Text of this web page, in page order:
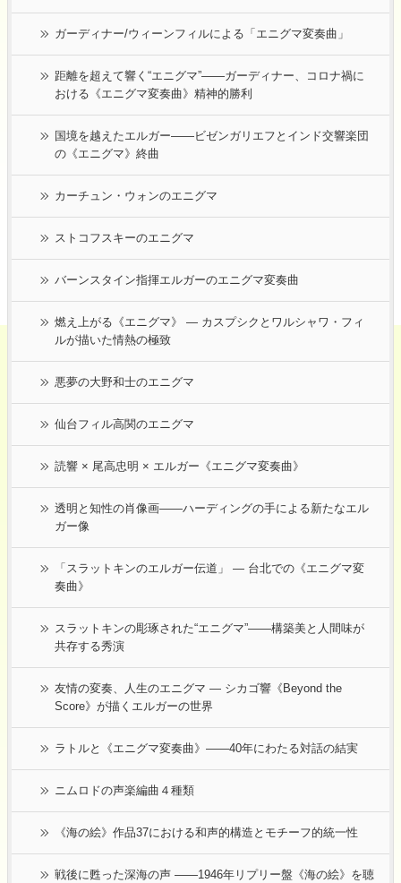
ガーディナー/ウィーンフィルによる「エニグマ変奏曲」
距離を超えて響く“エニグマ”――ガーディナー、コロナ禍に
おける《エニグマ変奏曲》精神的勝利
国境を越えたエルガー――ビゼンガリエフとインド交響楽団
の《エニグマ》終曲
カーチュン・ウォンのエニグマ
ストコフスキーのエニグマ
バーンスタイン指揮エルガーのエニグマ変奏曲
燃え上がる《エニグマ》 ― カスプシクとワルシャワ・フィ
ルが描いた情熱の極致
悪夢の大野和士のエニグマ
仙台フィル高関のエニグマ
読響 × 尾高忠明 × エルガー《エニグマ変奏曲》
透明と知性の肖像画――ハーディングの手による新たなエル
ガー像
「スラットキンのエルガー伝道」 ― 台北での《エニグマ変
奏曲》
スラットキンの彫琢された“エニグマ”——構築美と人間味が
共存する秀演
友情の変奏、人生のエニグマ ― シカゴ響《Beyond the
Score》が描くエルガーの世界
ラトルと《エニグマ変奏曲》――40年にわたる対話の結実
ニムロドの声楽編曲４種類
《海の絵》作品37における和声的構造とモチーフ的統一性
戦後に甦った深海の声 ――1946年リプリー盤《海の絵》を聴